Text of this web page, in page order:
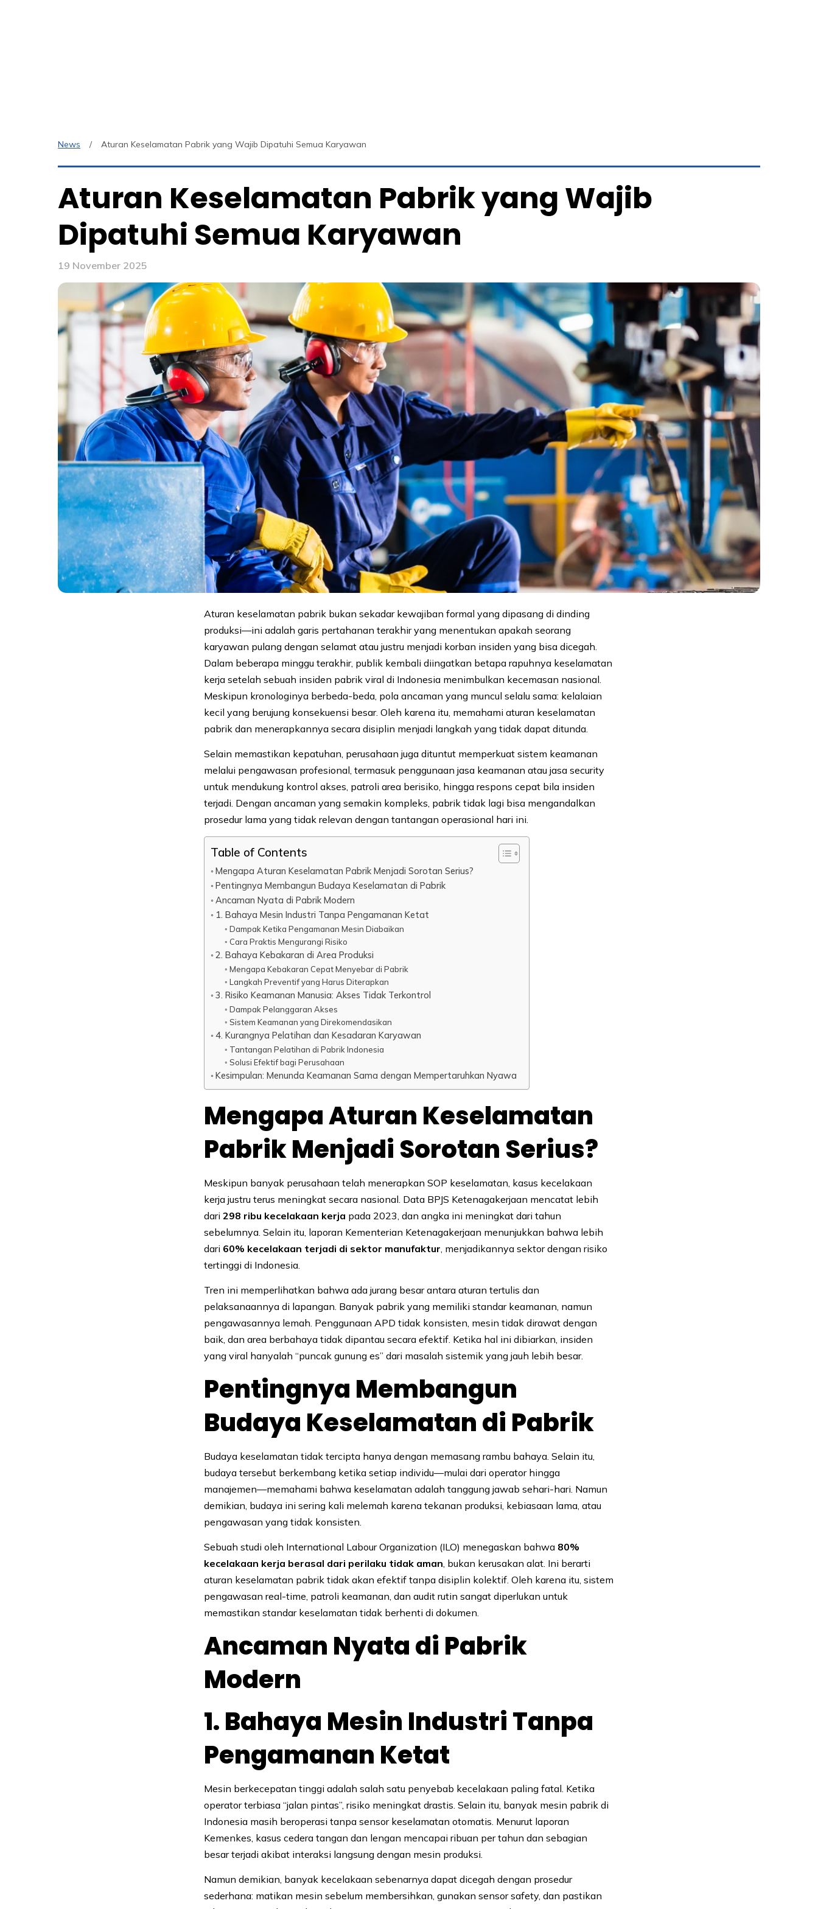
News Aturan Keselamatan Pabrik yang Wajib Dipatuhi Semua Karyawan
Aturan Keselamatan Pabrik yang Wajib
Dipatuhi Semua Karyawan
19 November 2025
Aturan keselamatan pabrik bukan sekadar kewajiban formal yang dipasang di dinding
produksi—ini adalah garis pertahanan terakhir yang menentukan apakah seorang
karyawan pulang dengan selamat atau justru menjadi korban insiden yang bisa dicegah.
Dalam beberapa minggu terakhir, publik kembali diingatkan betapa rapuhnya keselamatan
kerja setelah sebuah insiden pabrik viral di Indonesia menimbulkan kecemasan nasional.
Meskipun kronologinya berbeda-beda, pola ancaman yang muncul selalu sama: kelalaian
kecil yang berujung konsekuensi besar. Oleh karena itu, memahami aturan keselamatan
pabrik dan menerapkannya secara disiplin menjadi langkah yang tidak dapat ditunda.
Selain memastikan kepatuhan, perusahaan juga dituntut memperkuat sistem keamanan
melalui pengawasan profesional, termasuk penggunaan jasa keamanan atau jasa security
untuk mendukung kontrol akses, patroli area berisiko, hingga respons cepat bila insiden
terjadi. Dengan ancaman yang semakin kompleks, pabrik tidak lagi bisa mengandalkan
prosedur lama yang tidak relevan dengan tantangan operasional hari ini.
Table of Contents
Mengapa Aturan Keselamatan Pabrik Menjadi Sorotan Serius?
Pentingnya Membangun Budaya Keselamatan di Pabrik
Ancaman Nyata di Pabrik Modern
1. Bahaya Mesin Industri Tanpa Pengamanan Ketat
Dampak Ketika Pengamanan Mesin Diabaikan
Cara Praktis Mengurangi Risiko
2. Bahaya Kebakaran di Area Produksi
Mengapa Kebakaran Cepat Menyebar di Pabrik
Langkah Preventif yang Harus Diterapkan
3. Risiko Keamanan Manusia: Akses Tidak Terkontrol
Dampak Pelanggaran Akses
Sistem Keamanan yang Direkomendasikan
4. Kurangnya Pelatihan dan Kesadaran Karyawan
Tantangan Pelatihan di Pabrik Indonesia
Solusi Efektif bagi Perusahaan
Kesimpulan: Menunda Keamanan Sama dengan Mempertaruhkan Nyawa
Mengapa Aturan Keselamatan
Pabrik Menjadi Sorotan Serius?
Meskipun banyak perusahaan telah menerapkan SOP keselamatan, kasus kecelakaan
kerja justru terus meningkat secara nasional. Data BPJS Ketenagakerjaan mencatat lebih
dari298 ribu kecelakaan kerja pada 2023, dan angka ini meningkat dari tahun
sebelumnya. Selain itu, laporan Kementerian Ketenagakerjaan menunjukkan bahwa lebih
dari 60% kecelakaan terjadi di sektor manufaktur, menjadikannya sektor dengan risiko
tertinggi di Indonesia.
Tren ini memperlihatkan bahwa ada jurang besar antara aturan tertulis dan
pelaksanaannya di lapangan. Banyak pabrik yang memiliki standar keamanan, namun
pengawasannya lemah. Penggunaan APD tidak konsisten, mesin tidak dirawat dengan
baik, dan area berbahaya tidak dipantau secara efektif. Ketika hal ini dibiarkan, insiden
yang viral hanyalah “puncak gunung es” dari masalah sistemik yang jauh lebih besar.
Pentingnya Membangun
Budaya Keselamatan di Pabrik
Budaya keselamatan tidak tercipta hanya dengan memasang rambu bahaya. Selain itu,
budaya tersebut berkembang ketika setiap individu—mulai dari operator hingga
manajemen—memahami bahwa keselamatan adalah tanggung jawab sehari-hari. Namun
demikian, budaya ini sering kali melemah karena tekanan produksi, kebiasaan lama, atau
pengawasan yang tidak konsisten.
Sebuah studi oleh International Labour Organization (ILO) menegaskan bahwa 80%
kecelakaan kerja berasal dari perilaku tidak aman, bukan kerusakan alat. Ini berarti
aturan keselamatan pabrik tidak akan efektif tanpa disiplin kolektif. Oleh karena itu, sistem
pengawasan real-time, patroli keamanan, dan audit rutin sangat diperlukan untuk
memastikan standar keselamatan tidak berhenti di dokumen.
Ancaman Nyata di Pabrik
Modern
1. Bahaya Mesin Industri Tanpa
Pengamanan Ketat
Mesin berkecepatan tinggi adalah salah satu penyebab kecelakaan paling fatal. Ketika
operator terbiasa “jalan pintas”, risiko meningkat drastis. Selain itu, banyak mesin pabrik di
Indonesia masih beroperasi tanpa sensor keselamatan otomatis. Menurut laporan
Kemenkes, kasus cedera tangan dan lengan mencapai ribuan per tahun dan sebagian
besar terjadi akibat interaksi langsung dengan mesin produksi.
Namun demikian, banyak kecelakaan sebenarnya dapat dicegah dengan prosedur
sederhana: matikan mesin sebelum membersihkan, gunakan sensor safety, dan pastikan